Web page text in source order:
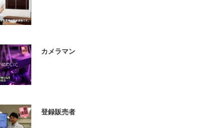
カメラマン
登録販売者